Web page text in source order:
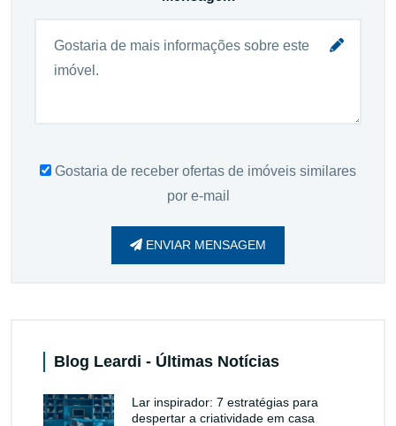
Gostaria de receber ofertas de imóveis similares
por e-mail
ENVIAR MENSAGEM
Blog Leardi - Últimas Notícias
Lar inspirador: 7 estratégias para
despertar a criatividade em casa